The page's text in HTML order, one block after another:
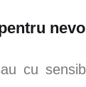
cu